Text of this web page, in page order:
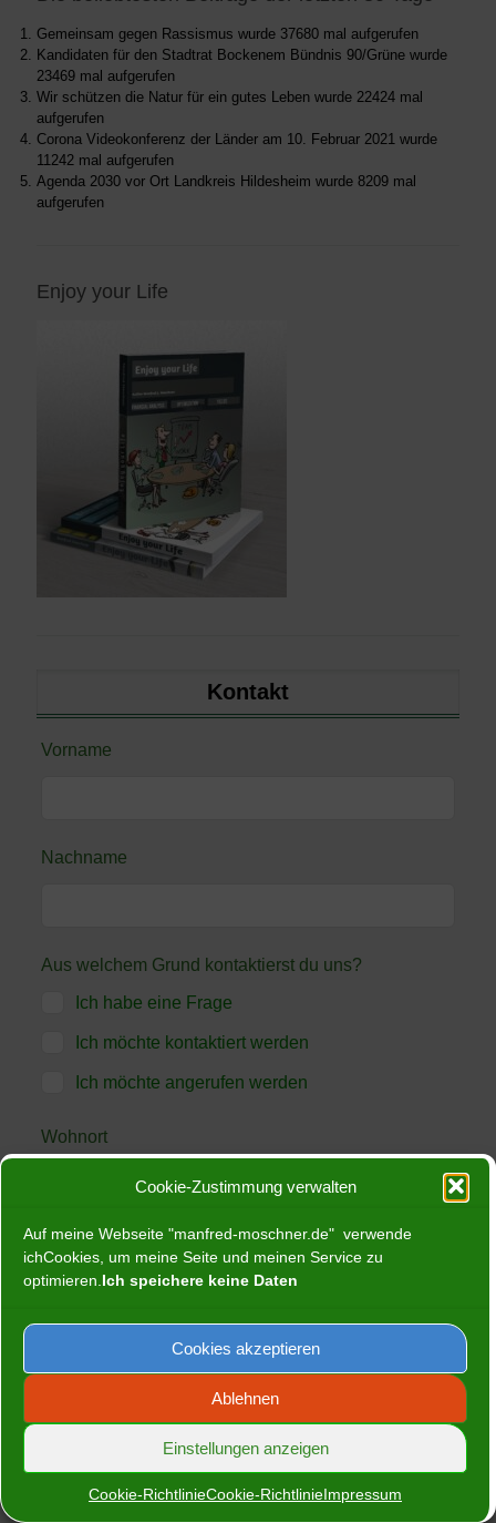
Cookie-Zustimmung verwalten
Auf meine Webseite "manfred-moschner.de" verwende
ichCookies, um meine Seite und meinen Service zu
optimieren. Ich speichere keine Daten
Cookies akzeptieren
Ablehnen
Einstellungen anzeigen
Cookie-RichtlinieCookie-RichtlinieImpressum
Gemeinsam gegen Rassismus wurde 37680 mal aufgerufen
Kandidaten für den Stadtrat Bockenem Bündnis 90/Grüne wurde
23469 mal aufgerufen
Wir schützen die Natur für ein gutes Leben wurde 22424 mal
aufgerufen
Corona Videokonferenz der Länder am 10. Februar 2021 wurde
11242 mal aufgerufen
Agenda 2030 vor Ort Landkreis Hildesheim wurde 8209 mal
aufgerufen
Enjoy your Life
Kontakt
Lass
Vorname
Nachname
Aus welchem Grund kontaktierst du uns?
Ich habe eine Frage
Ich möchte kontaktiert werden
Ich möchte angerufen werden
Wohnort
E-Mail Adresse